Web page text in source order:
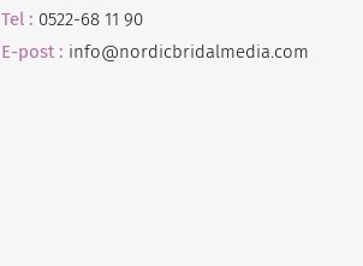
Tel : 0522-68 11 90
E-post : info@nordicbridalmedia.com